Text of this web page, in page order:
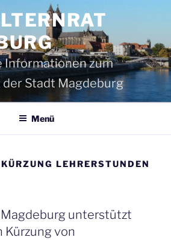
Informationen zum
Stadt Magdeburg
Menü
KÜRZUNG LEHRERSTUNDEN
unterstützt
von